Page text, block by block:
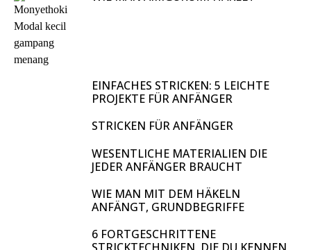
EINFACHES STRICKEN: 5 LEICHTE
PROJEKTE FÜR ANFÄNGER
STRICKEN FÜR ANFÄNGER
WESENTLICHE MATERIALIEN DIE
JEDER ANFÄNGER BRAUCHT
WIE MAN MIT DEM HÄKELN
ANFÄNGT, GRUNDBEGRIFFE
6 FORTGESCHRITTENE